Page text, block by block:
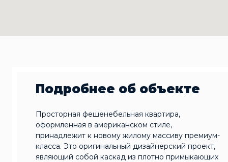
Подробнее об объекте
Просторная фешенебельная квартира,
оформленная в американском стиле,
принадлежит к новому жилому массиву премиум-
класса. Это оригинальный дизайнерский проект,
являющий собой каскад из плотно примыкающих